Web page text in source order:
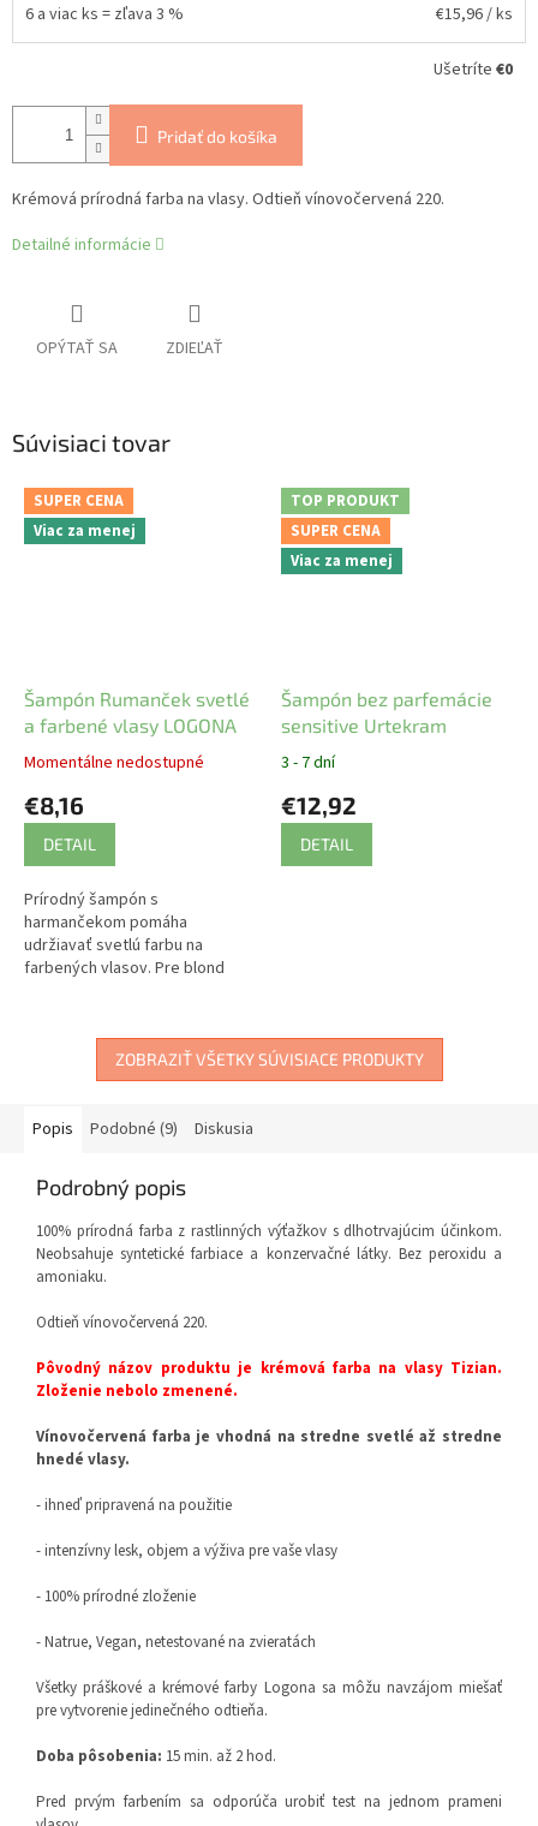
6 a viac ks = zľava 3 % €15,96/ ks
Ušetríte €0
Pridať do košíka
Krémová prírodná farba na vlasy. Odtieň vínovočervená 220.
Detailné informácie
OPÝTAŤ SA ZDIEĽAŤ
Súvisiaci tovar
SUPER CENA
Viac za menej
Šampón Rumanček svetlé
a farbené vlasy LOGONA
Momentálne nedostupné
€8,16
DETAIL
Prírodný šampón s
harmančekom pomáha
udržiavať svetlú farbu na
farbených vlasov. Pre blond
TOP PRODUKT
SUPER CENA
Viac za menej
Šampón bez parfemácie
sensitive Urtekram
3 - 7 dní
€12,92
DETAIL
ZOBRAZIŤ VŠETKY SÚVISIACE PRODUKTY
Popis Podobné (9) Diskusia
Podrobný popis
100% prírodná farba z rastlinných výťažkov s dlhotrvajúcim účinkom.
Neobsahuje syntetické farbiace a konzervačné látky. Bez peroxidu a
amoniaku.
Odtieň vínovočervená 220.
Pôvodný názov produktu je krémová farba na vlasy Tizian.
Zloženie nebolo zmenené.
Vínovočervená farba je vhodná na stredne svetlé až stredne
hnedé vlasy.
- ihneď pripravená na použitie
- intenzívny lesk, objem a výživa pre vaše vlasy
- 100% prírodné zloženie
- Natrue, Vegan, netestované na zvieratách
Všetky práškové a krémové farby Logona sa môžu navzájom miešať
pre vytvorenie jedinečného odtieňa.
Doba pôsobenia: 15 min. až 2 hod.
Pred prvým farbením sa odporúča urobiť test na jednom prameni